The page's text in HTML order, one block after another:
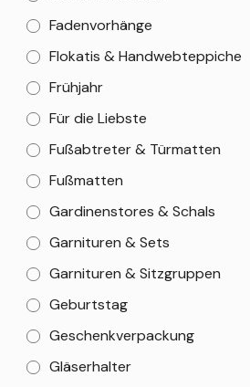
Fadenvorhänge
Flokatis & Handwebteppiche
Frühjahr
Für die Liebste
Fußabtreter & Türmatten
Fußmatten
Gardinenstores & Schals
Garnituren & Sets
Garnituren & Sitzgruppen
Geburtstag
Geschenkverpackung
Gläserhalter